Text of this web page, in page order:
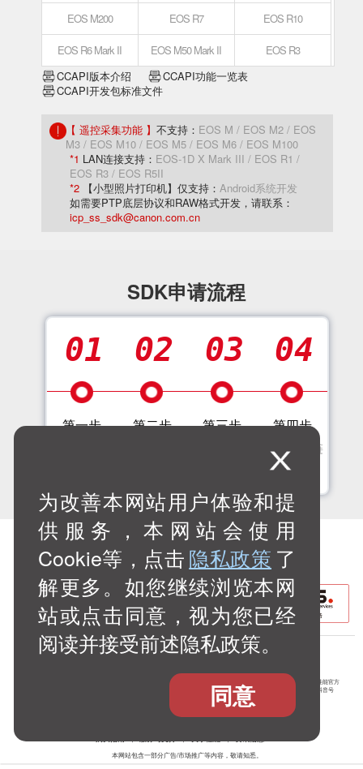
为改善本网站用户体验和提
供服务，本网站会使用
Cookie等，点击隐私政策 了
解更多。如您继续浏览本网
站或点击同意，视为您已经
阅读并接受前述隐私政策。
同意
EOS M200 EOS R7 EOS R10
EOS R6 Mark II EOS M50 Mark II
EOS R3
CCAPI版本介绍
CCAPI功能一览表
CCAPI开发包标准文件
【 遥控采集功能 】不支持： EOS M / EOS M2 / EOS
M3 / EOS M10 / EOS M5 / EOS M6 / EOS M100
*1 LAN连接支持： EOS-1D X Mark III / EOS R1 /
EOS R3 / EOS R5II
*2
【小型照片打印机】仅支持：Android系统开发
如需要PTP底层协议和RAW格式开发，请联系：
icp_ss_sdk@canon.com.cn
SDK申请流程
01 02 03 04
第一步 第二步 第三步 第四步
发送下载链
接
微博号
佳能官方
抖音号
本网站包含一部分广告/市场推广等内容，敬请知悉。